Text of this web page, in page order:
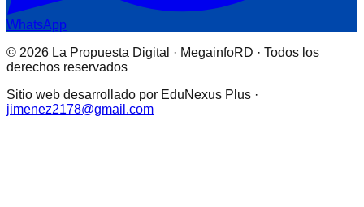
WhatsApp
© 2026 La Propuesta Digital · MegainfoRD · Todos los
derechos reservados
Sitio web desarrollado por EduNexus Plus ·
jimenez2178@gmail.com